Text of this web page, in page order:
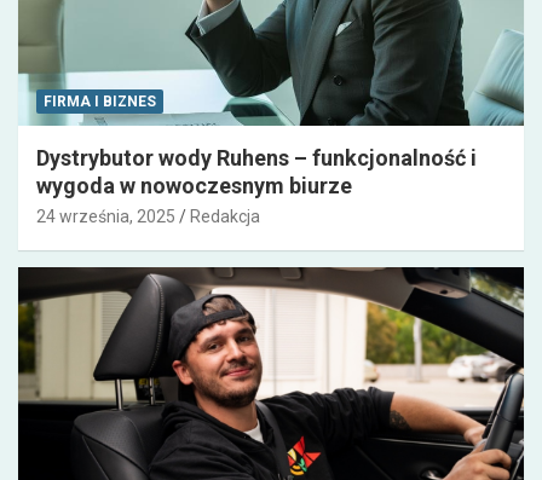
FIRMA I BIZNES
Dystrybutor wody Ruhens – funkcjonalność i
wygoda w nowoczesnym biurze
24 września, 2025 Redakcja